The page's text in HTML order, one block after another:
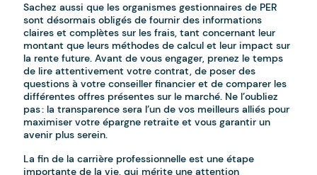
Sachez aussi que les organismes gestionnaires de PER
sont désormais obligés de fournir des informations
claires et complètes sur les frais, tant concernant leur
montant que leurs méthodes de calcul et leur impact sur
la rente future. Avant de vous engager, prenez le temps
de lire attentivement votre contrat, de poser des
questions à votre conseiller financier et de comparer les
différentes offres présentes sur le marché. Ne l’oubliez
pas : la transparence sera l’un de vos meilleurs alliés pour
maximiser votre épargne retraite et vous garantir un
avenir plus serein.
La fin de la carrière professionnelle est une étape
importante de la vie, qui mérite une attention